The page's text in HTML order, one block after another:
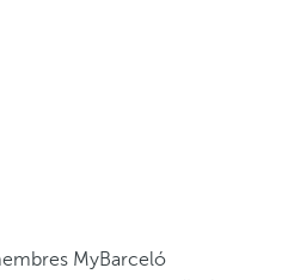
MyBarceló